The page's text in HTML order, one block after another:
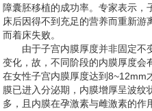
障囊胚移植的成功率。专家表示，
床后因得不到充足的营养而重新
而着床失败。
由于子宫内膜厚度并非固定不
变化，故，不同阶段的内膜厚度会
在女性子宫内膜厚度达到8~12mm
膜已进入分泌期，内膜增厚呈波纹
多，且内膜在孕激素与雌激素的作